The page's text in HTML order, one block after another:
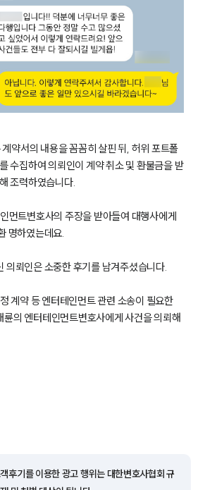
로벌 파트너 로펌
고객의 소리
약서의 내용을 꼼꼼히 살핀 뒤, 허위 포트폴
수집하여 의뢰인이 계약 취소 및 환불금을 받
조력하였습니다.
먼트변호사의 주장을 받아들여 대행사에게
명하였는데요.
의뢰인은 소중한 후기를 남겨주셨습니다.
계약 등 엔터테인먼트 관련 소송이 필요한
의 엔터테인먼트변호사에게 사건을 의뢰해
후기를 이용한 광고 행위는 대한변호사협회 규